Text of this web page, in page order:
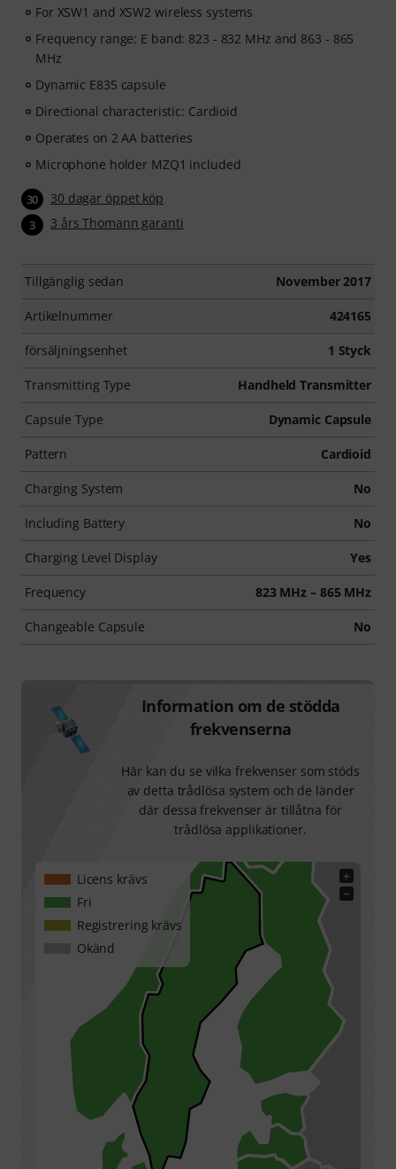
For XSW1 and XSW2 wireless systems
Frequency range: E band: 823 - 832 MHz and 863 - 865
MHz
Dynamic E835 capsule
Directional characteristic: Cardioid
Operates on 2 AA batteries
Microphone holder MZQ1 included
30 30 dagar öppet köp
3 3 års Thomann garanti
Tillgänglig sedan November 2017
Artikelnummer 424165
försäljningsenhet 1 Styck
Transmitting Type Handheld Transmitter
Capsule Type Dynamic Capsule
Pattern Cardioid
Charging System No
Including Battery No
Charging Level Display Yes
Frequency 823 MHz – 865 MHz
Changeable Capsule No
Information om de stödda
frekvenserna
Här kan du se vilka frekvenser som stöds
av detta trådlösa system och de länder
där dessa frekvenser är tillåtna för
trådlösa applikationer.
+
−
Licens krävs
Fri
Registrering krävs
Okänd